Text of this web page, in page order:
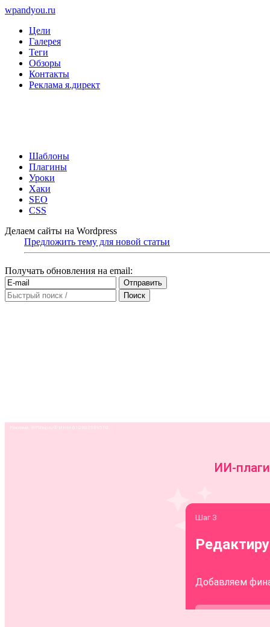
wpandyou.ru
Цели
Галерея
Теги
Обзоры
Контакты
Реклама я.директ
Шаблоны
Плагины
Уроки
Хаки
SEO
CSS
Делаем сайты на Wordpress
Предложить тему для новой статьи
Получать обновления на email: